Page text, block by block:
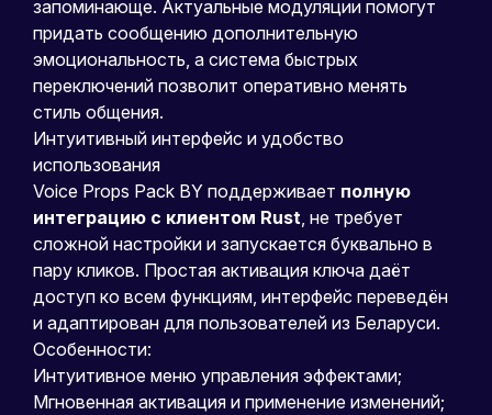
запоминающе. Актуальные модуляции помогут
придать сообщению дополнительную
эмоциональность, а система быстрых
переключений позволит оперативно менять
стиль общения.
Интуитивный интерфейс и удобство
использования
Voice Props Pack BY поддерживает полную
интеграцию с клиентом Rust , не требует
сложной настройки и запускается буквально в
пару кликов. Простая активация ключа даёт
доступ ко всем функциям, интерфейс переведён
и адаптирован для пользователей из Беларуси.
Особенности:
Интуитивное меню управления эффектами;
Мгновенная активация и применение изменений;